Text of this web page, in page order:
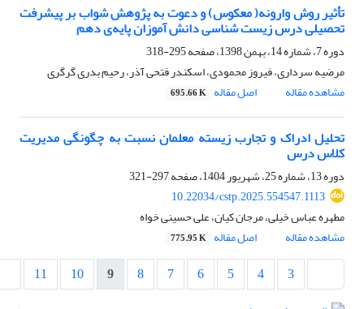
تأثیر روش وارونه( معکوس) و دعوت به پژوهش شواب بر پیشرفت
تحصیلی درس زیست شناسی دانش آموزان پایه‌ی دهم
دوره 7، شماره 14، بهمن 1398، صفحه
295-318
مرضیه سرداری، فیروز محمودی، اسکندر فتحی آذر، رحیم بدری گرگری
مشاهده مقاله
اصل مقاله 695.66 K
تحلیل ادراک و تجارب زیسته معلمان نسبت به چگونگی مدیریت
کلاس درس
دوره 13، شماره 25، شهریور 1404، صفحه
297-321
10.22034/cstp.2025.554547.1113
مطهره عباس خیلی، مرجان کیان، علی حسینی خواه
مشاهده مقاله
اصل مقاله 775.95 K
3
4
5
6
7
8
9
10
11